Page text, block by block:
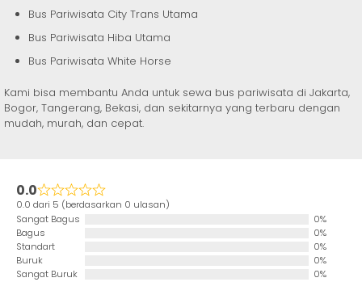
Bus Pariwisata City Trans Utama
Bus Pariwisata Hiba Utama
Bus Pariwisata White Horse
Kami bisa membantu Anda untuk sewa bus pariwisata di Jakarta,
Bogor, Tangerang, Bekasi, dan sekitarnya yang terbaru dengan
mudah, murah, dan cepat.
0.0
0.0 dari 5 (berdasarkan 0 ulasan)
Sangat Bagus
0%
Bagus
0%
Standart
0%
Buruk
0%
Sangat Buruk
0%